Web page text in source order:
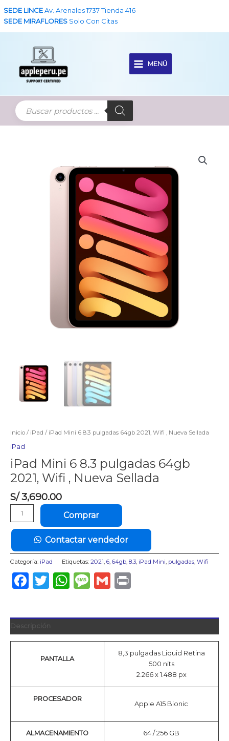
SEDE LINCEAv. Arenales 1737 Tienda 416
SEDE MIRAFLORES Solo Con Citas
Main
MENÚ
Inicio / iPad / iPad Mini 6 8.3 pulgadas 64gb 2021, Wifi , Nueva Sellada
iPad
iPad Mini 6 8.3 pulgadas 64gb
2021, Wifi , Nueva Sellada
S/3,690.00
6
pulgadas
64gb
2021,
Wifi
Sellada
cantidad
Comprar
Contactar vendedor
Categoría: iPad Etiquetas: 2021, 6, 64gb, 8.3, iPad Mini, pulgadas, Wifi
Facebook
Twitter
WhatsApp
Message
Gmail
Descripción
PANTALLA
8,3 pulgadas Liquid Retina
500 nits
2.266 x 1.488 px
PROCESADOR
Apple A15 Bionic
ALMACENAMIENTO 64 / 256 GB